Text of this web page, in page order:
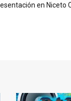
en Niceto